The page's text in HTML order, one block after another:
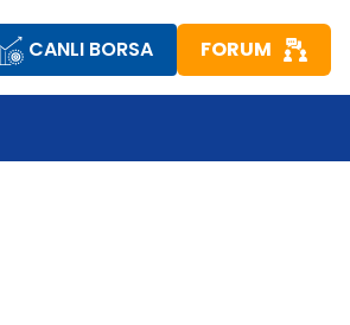
CANLI BORSA FORUM